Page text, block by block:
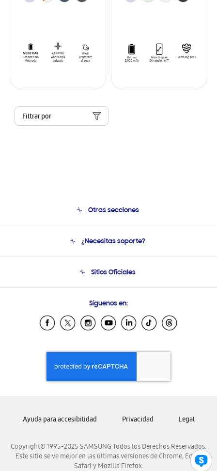
Filtrar por
Otras secciones
Soporte
Condiciones de Compra
¿Necesitas soporte?
Soporte vía eMail
Sitios Oficiales
Samsung Ecuador
Samsung El Salvador
Samsung Honduras
Samsung Nicaragua
Samsung Panamá
Samsung Venezuela
Síguenos en:
Copyright© 1995-2025 SAMSUNG Todos los Derechos Reservados.
Este sitio se ve mejor en las últimas versiones de Chrome, Edge,
Safari y Mozilla Firefox.
Ayuda para accesibilidad Privacidad Legal